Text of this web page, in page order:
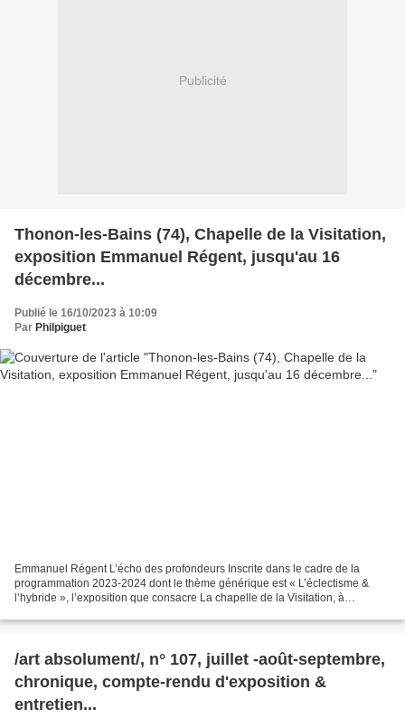
Publicité
Thonon-les-Bains (74), Chapelle de la Visitation,
exposition Emmanuel Régent, jusqu'au 16
décembre...
Publié le 16/10/2023 à 10:09
Par Philpiguet
Emmanuel Régent L’écho des profondeurs Inscrite dans le cadre de la
programmation 2023-2024 dont le thème générique est « L’éclectisme &
l’hybride », l’exposition que consacre La chapelle de la Visitation, à
/art absolument/, n° 107, juillet -août-septembre,
chronique, compte-rendu d'exposition &
entretien...